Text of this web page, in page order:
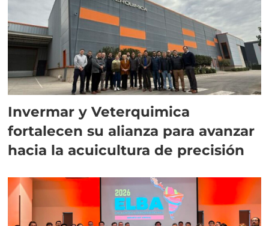
Invermar y Veterquimica
fortalecen su alianza para avanzar
hacia la acuicultura de precisión